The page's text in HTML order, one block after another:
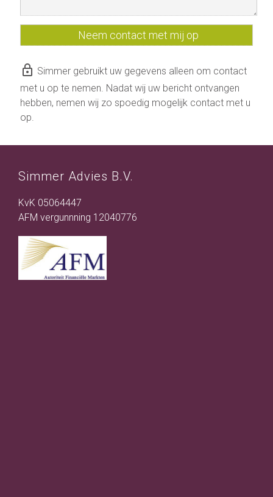
lock_outline Simmer gebruikt uw gegevens alleen om contact
met u op te nemen. Nadat wij uw bericht ontvangen
hebben, nemen wij zo spoedig mogelijk contact met u
op.
Simmer Advies B.V.
KvK 05064447
AFM vergunnning 12040776